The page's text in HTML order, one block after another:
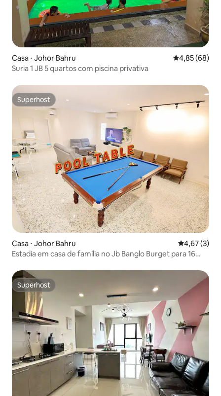
Casa ⋅ Johor Bahru 4,85 de uma
4,85 (68)
Suria 1 JB 5 quartos com piscina privativa
Superhost
Superhost
Casa ⋅ Johor Bahru 4,67 de
4,67 (3)
Estadia em casa de família no Jb Banglo Burget para 16
Superhost
Superhost